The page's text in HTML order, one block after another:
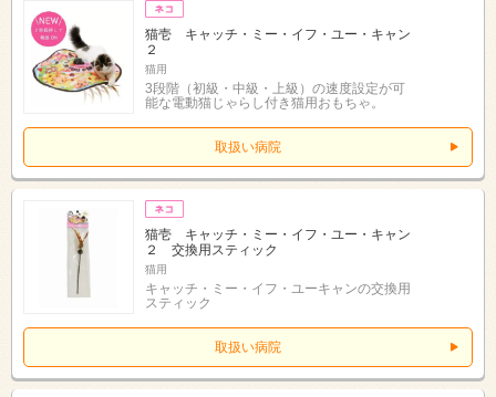
猫壱 キャッチ・ミー・イフ・ユー・キャン
２
猫用
3段階（初級・中級・上級）の速度設定が可
能な電動猫じゃらし付き猫用おもちゃ。
取扱い病院
猫壱 キャッチ・ミー・イフ・ユー・キャン
２ 交換用スティック
猫用
キャッチ・ミー・イフ・ユーキャンの交換用
スティック
取扱い病院